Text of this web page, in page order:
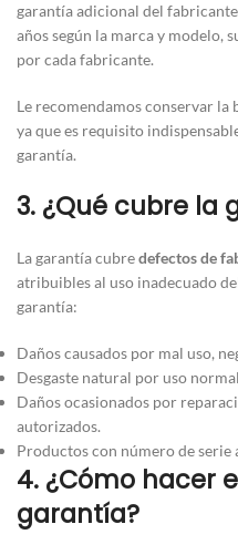
garantía adicional del
años según la marca y modelo,
por cada fabricante.
Le recomendamos conservar
ya que es requisito
garantía.
3. ¿Qué cubre la
La garantía cubredefectos de
atribuibles al uso inadecuado
garantía:
Daños causados por mal uso,
Desgaste natural por uso
Daños ocasionados por
autorizados.
Productos con número de serie
4. ¿Cómo hacer
garantía?